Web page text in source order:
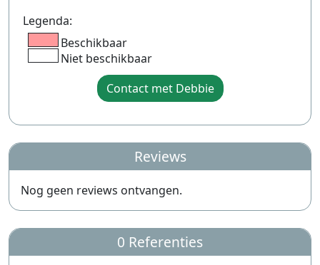
Legenda:
Beschikbaar
Niet beschikbaar
Contact met Debbie
Reviews
Nog geen reviews ontvangen.
0 Referenties